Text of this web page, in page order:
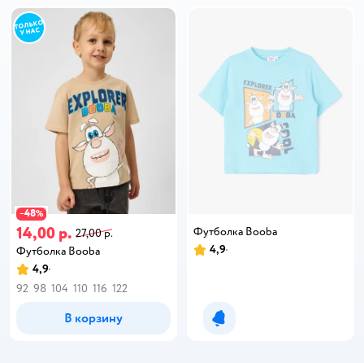
−48%
14,00 р. 27,00 р.
Футболка Booba
4,9
92 98 104 110 116 122
В корзину
Футболка Booba
4,9
Уведомить о появлении